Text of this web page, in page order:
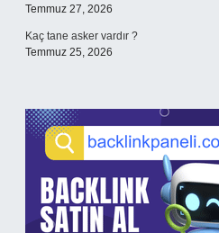
Temmuz 27, 2026
Kaç tane asker vardır ?
Temmuz 25, 2026